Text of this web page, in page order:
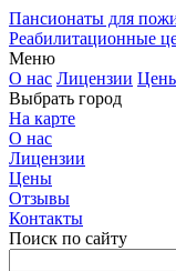
Пансионаты для
Реабилитационные
Меню
О нас Лицензии
Выбрать город
На карте
О нас
Лицензии
Цены
Отзывы
Контакты
Поиск по сайту